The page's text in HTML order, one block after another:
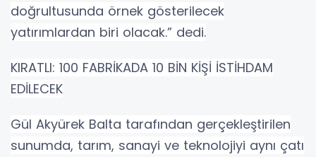
doğrultusunda örnek gösterilecek
yatırımlardan biri olacak.” dedi.
KIRATLI: 100 FABRİKADA 10 BİN KİŞİ İSTİHDAM
EDİLECEK
Gül Akyürek Balta tarafından gerçekleştirilen
sunumda, tarım, sanayi ve teknolojiyi aynı çatı